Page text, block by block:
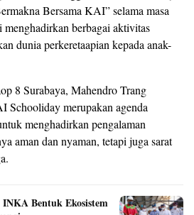
Bersama KAI” selama masa
berbagai aktivitas
dunia perkeretaapian kepada anak-
8 Surabaya, Mahendro Trang
Schooliday merupakan agenda
menghadirkan pengalaman
aman dan nyaman, tetapi juga sarat
Bentuk Ekosistem